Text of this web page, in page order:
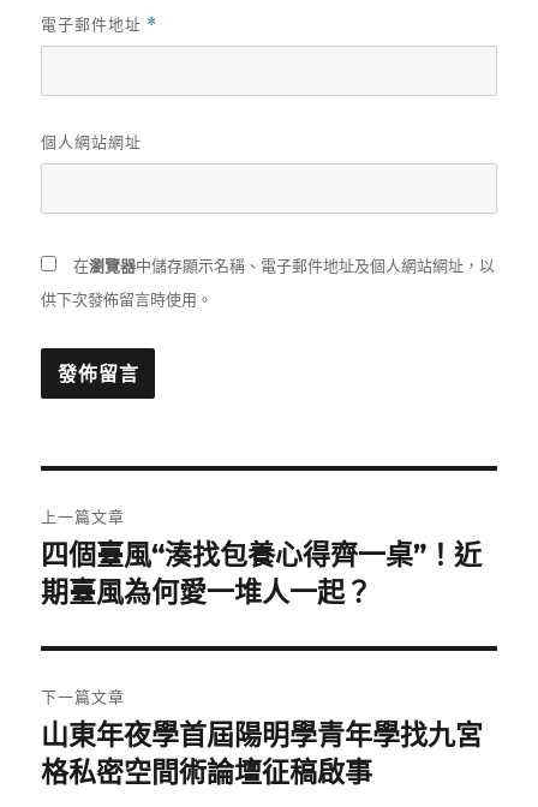
電子郵件地址 *
個人網站網址
在瀏覽器中儲存顯示名稱、電子郵件地址及個人網站網址，以
供下次發佈留言時使用。
章
導
覽
上一篇文章
上
一
文
章:
四個臺風“湊找包養心得齊一桌”！近
期臺風為何愛一堆人一起？
下一篇文章
下
一
山東年夜學首屆陽明學青年學找九宮
格私密空間術論壇征稿啟事